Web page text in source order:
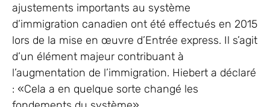
ajustements importants au système
d’immigration canadien ont été effectués en 2015
lors de la mise en œuvre d’Entrée express. Il s’agit
d’un élément majeur contribuant à
l’augmentation de l’immigration. Hiebert a déclaré
: «Cela a en quelque sorte changé les